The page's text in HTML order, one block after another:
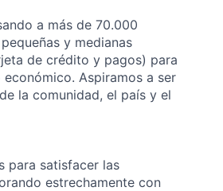
a más de 70.000
y medianas
de crédito y pagos) para
Aspiramos a ser
la comunidad, el país y el
para satisfacer las
estrechamente con